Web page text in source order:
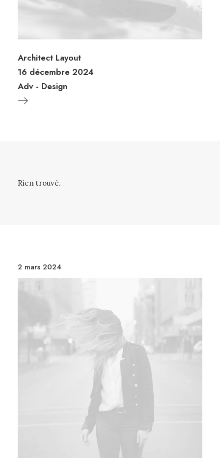
Architect Layout
16 décembre 2024
Adv - Design
Rien trouvé.
2 mars 2024